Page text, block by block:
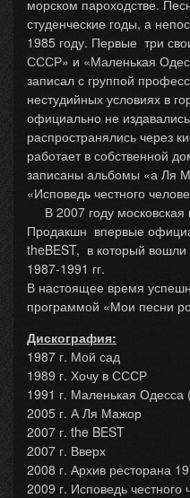
морском пароходстве.
студенческие годы, а
1985 году. Первые три
СССР» и «Маленькая
записал с группой
нестудийных условиях в
официально не
распространялись через
работает в собственной
записаны альбомы «а Ля
«Исповедь честного
В 2007 году
Продакшн впервые
theBEST, в который
1987-1991 гг.
В настоящее время
программой «Мои песни
Дискография:
1987 г. Мой сад
1989 г. Хочу в СССР
1991 г. Маленькая Одесса
2005 г. А Ля Мажор
2007 г. the BEST
2007 г. Вверх
2008 г. Архив ресторана
2009 г. Исповедь честного